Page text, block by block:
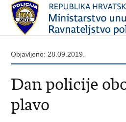
Objavljeno: 28.09.2019.
Dan policije
plavo